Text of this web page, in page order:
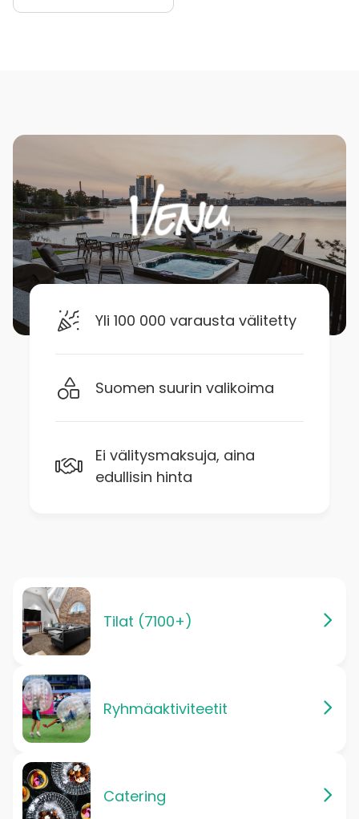
Yli 100 000 varausta välitetty
Suomen suurin valikoima
Ei välitysmaksuja, aina
edullisin hinta
Tilat (7100+)
Ryhmäaktiviteetit
Catering